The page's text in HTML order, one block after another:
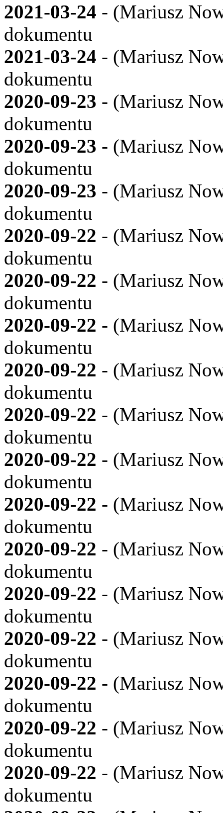
2021-03-24 - (Mariusz
dokumentu
2021-03-24 - (Mariusz
dokumentu
2020-09-23 - (Mariusz
dokumentu
2020-09-23 - (Mariusz
dokumentu
2020-09-23 - (Mariusz
dokumentu
2020-09-22 - (Mariusz
dokumentu
2020-09-22 - (Mariusz
dokumentu
2020-09-22 - (Mariusz
dokumentu
2020-09-22 - (Mariusz
dokumentu
2020-09-22 - (Mariusz
dokumentu
2020-09-22 - (Mariusz
dokumentu
2020-09-22 - (Mariusz
dokumentu
2020-09-22 - (Mariusz
dokumentu
2020-09-22 - (Mariusz
dokumentu
2020-09-22 - (Mariusz
dokumentu
2020-09-22 - (Mariusz
dokumentu
2020-09-22 - (Mariusz
dokumentu
2020-09-22 - (Mariusz
dokumentu